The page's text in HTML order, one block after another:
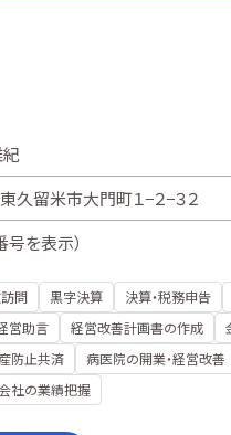
久留米市大門町１−２−３２
号を表示）
問 黒字決算 決算・税務申告
営助言 経営改善計画書の作成
防止共済 病医院の開業・経営改善
社の業績把握